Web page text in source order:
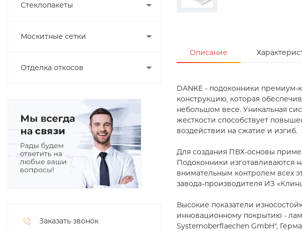
Стеклопакеты
Москитные сетки
Отделка откосов
Заказать звонок
Описание
DANKE - подоконники премиум-
конструкцию, которая
небольшом весе. Уникальная
жесткости способствует
воздействии на сжатие и изгиб.
Для создания ПВХ-основы
Подоконники изготавливаются
внимательным контролем всех
завода-производителя ИЗ
Высокие показатели
инновационному покрытию -
Systemoberflaechen GmbH",